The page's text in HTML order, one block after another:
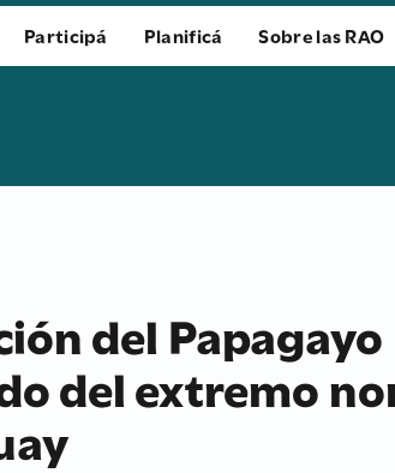
Participá Planificá Sobre las RAO
del Papagayo
del extremo